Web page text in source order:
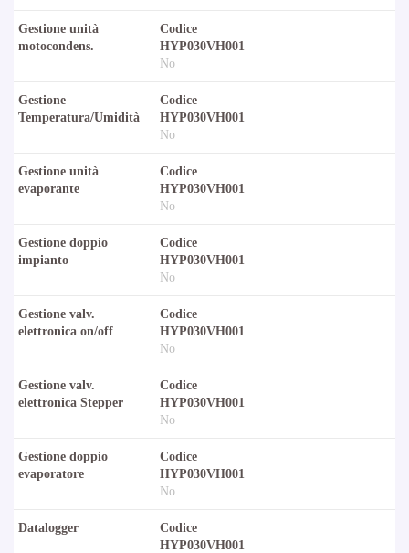
Gestione unità
motocondens.
Codice
HYP030VH001
No
Gestione
Temperatura/Umidità
Codice
HYP030VH001
No
Gestione unità
evaporante
Codice
HYP030VH001
No
Gestione doppio
impianto
Codice
HYP030VH001
No
Gestione valv.
elettronica on/off
Codice
HYP030VH001
No
Gestione valv.
elettronica Stepper
Codice
HYP030VH001
No
Gestione doppio
evaporatore
Codice
HYP030VH001
No
Datalogger
Codice
HYP030VH001